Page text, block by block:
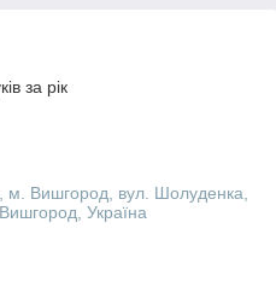
за рік
м. Вишгород, вул. Шолуденка,
Україна